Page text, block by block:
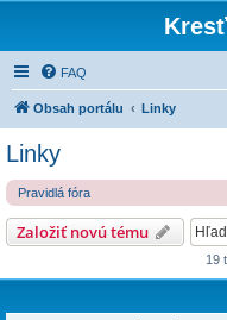
FAQ
Obsah portálu Linky
Linky
Pravidlá fóra
Založiť novú tému
19